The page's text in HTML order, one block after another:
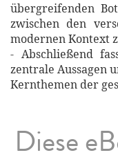
übergreifenden
zwischen den
modernen Kontext
- Abschließend
zentrale Aussagen
Kernthemen der
Diese